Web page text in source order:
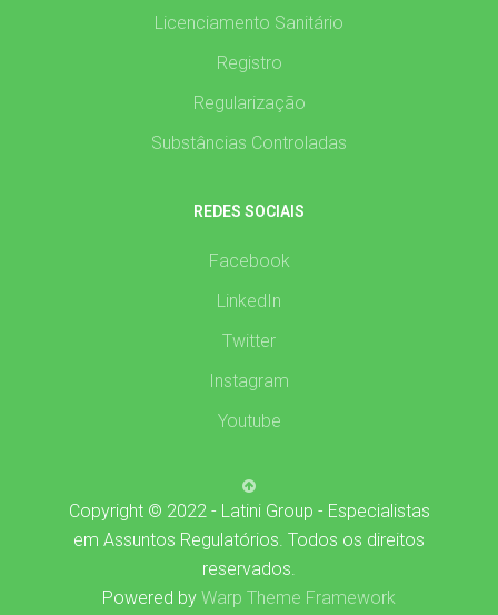
Licenciamento Sanitário
Registro
Regularização
Substâncias Controladas
REDES SOCIAIS
Facebook
LinkedIn
Twitter
Instagram
Youtube
Copyright © 2022 - Latini Group - Especialistas
em Assuntos Regulatórios. Todos os direitos
reservados.
Powered by Warp Theme Framework